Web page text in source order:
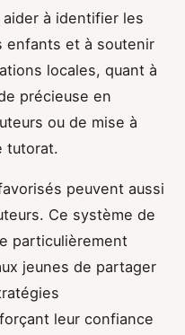
à identifier les
enfants et à soutenir
locales, quant à
précieuse en
ou de mise à
tutorat.
peuvent aussi
Ce système de
particulièrement
jeunes de partager
leur confiance